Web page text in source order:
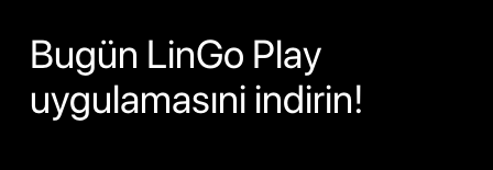
Bugün LinGo Play
uygulamasıni indirin!